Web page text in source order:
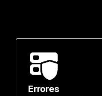
Errores